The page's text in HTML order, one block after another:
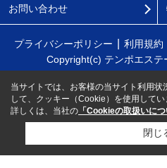
お問い合わせ
プライバシーポリシー 利用規約
Copyright(c) テンポエステ
当サイトでは、お客様の当サイト利用状
して、クッキー（Cookie）を使用してい
詳しくは、当社の 「Cookieの取扱いにつ
閉じ